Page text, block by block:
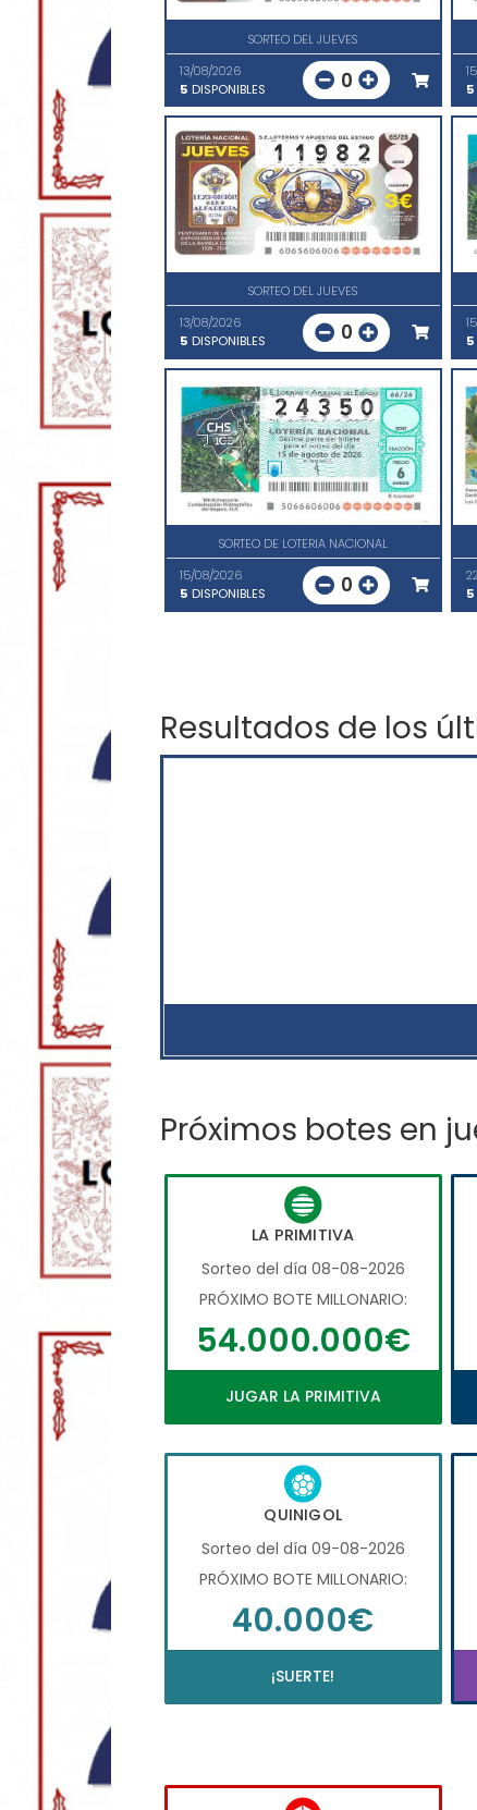
SORTEO DEL JUEVES
13/08/2026
5 DISPONIBLES 0
5
SORTEO DEL JUEVES
13/08/2026
5 DISPONIBLES 0
5
SORTEO DE LOTERIA NACIONAL
15/08/2026
5 DISPONIBLES 0
5
Resultados de los
Próximos botes en
LA PRIMITIVA
Sorteo del día 08-08-2026
PRÓXIMO BOTE MILLONARIO:
54.000.000€
JUGAR LA PRIMITIVA
QUINIGOL
Sorteo del día 09-08-2026
PRÓXIMO BOTE MILLONARIO:
40.000€
¡SUERTE!